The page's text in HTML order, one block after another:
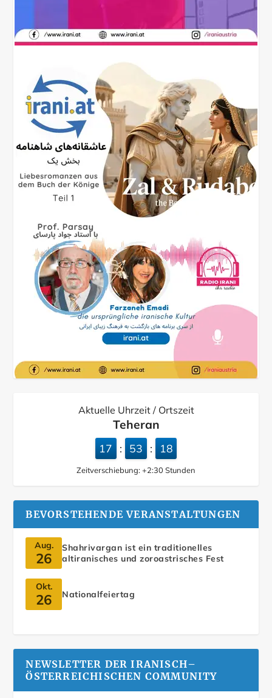
Aktuelle Uhrzeit / Ortszeit
Teheran
17 : 53 : 19
Zeitverschiebung: +2:30 Stunden
BEVORSTEHENDE VERANSTALTUNGEN
Aug.
26
Shahrivargan ist ein traditionelles
altiranisches und zoroastrisches Fest
Okt.
26 Nationalfeiertag
NEWSLETTER DER IRANISCH–
ÖSTERREICHISCHEN COMMUNITY